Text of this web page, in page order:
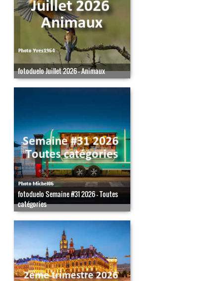
fotoduelo Juillet 2026 - Animaux
fotoduelo Semaine #31 2026 - Toutes
catégories